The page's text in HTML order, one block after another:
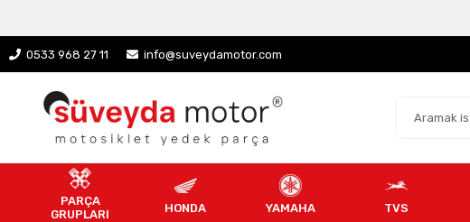
0533 968 27 11 info@suveydamotor.com
PARÇA
GRUPLARI
HONDA YAMAHA TVS